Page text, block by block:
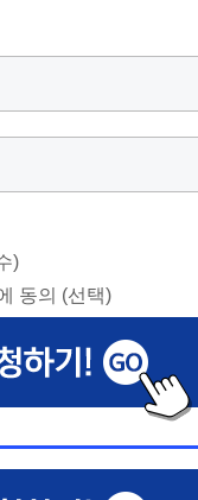
)
동의 (선택)
·후속 문의에 대한 상담
·민원 처리
한 자에 한하여 해
)
동의 (선택)
·후속 문의에 대한 상담
·민원 처리
한 자에 한하여 해
)
동의 (선택)
·후속 문의에 대한 상담
·민원 처리
한 자에 한하여 해
)
동의 (선택)